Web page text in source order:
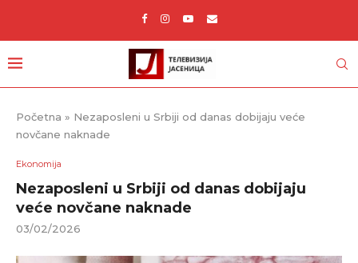
Početna » Nezaposleni u Srbiji od danas dobijaju veće
novčane naknade
Ekonomija
Nezaposleni u Srbiji od danas dobijaju
veće novčane naknade
03/02/2026